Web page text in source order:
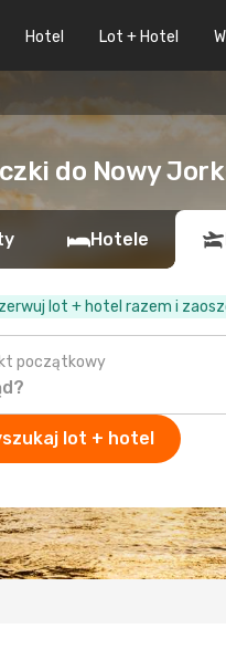
Hotel Lot + Hotel
do Nowy
Hotele
lot + hotel razem i
początkowy
lot + hotel